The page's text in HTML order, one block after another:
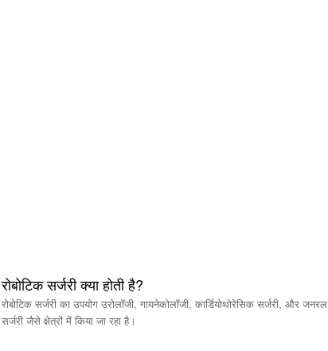
रोबोटिक सर्जरी क्या होती है?
रोबोटिक सर्जरी का उपयोग उरोलॉजी, गायनेकोलॉजी, कार्डियोथोरेसिक सर्जरी, और जनरल
सर्जरी जैसे क्षेत्रों में किया जा रहा है।